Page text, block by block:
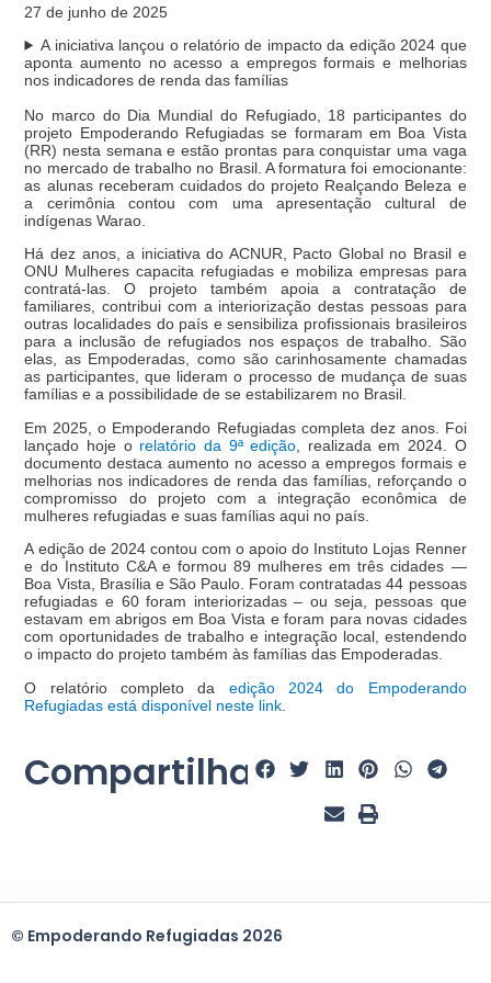
27 de junho de 2025
A iniciativa lançou o relatório de impacto da edição 2024 que
aponta aumento no acesso a empregos formais e melhorias
nos indicadores de renda das famílias
No marco do Dia Mundial do Refugiado, 18 participantes do
projeto Empoderando Refugiadas se formaram em Boa Vista
(RR) nesta semana e estão prontas para conquistar uma vaga
no mercado de trabalho no Brasil. A formatura foi emocionante:
as alunas receberam cuidados do projeto Realçando Beleza e
a cerimônia contou com uma apresentação cultural de
indígenas Warao.
Há dez anos, a iniciativa do ACNUR, Pacto Global no Brasil e
ONU Mulheres capacita refugiadas e mobiliza empresas para
contratá-las. O projeto também apoia a contratação de
familiares, contribui com a interiorização destas pessoas para
outras localidades do país e sensibiliza profissionais brasileiros
para a inclusão de refugiados nos espaços de trabalho. São
elas, as Empoderadas, como são carinhosamente chamadas
as participantes, que lideram o processo de mudança de suas
famílias e a possibilidade de se estabilizarem no Brasil.
Em 2025, o Empoderando Refugiadas completa dez anos. Foi
lançado hoje o relatório da 9ª edição , realizada em 2024. O
documento destaca aumento no acesso a empregos formais e
melhorias nos indicadores de renda das famílias, reforçando o
compromisso do projeto com a integração econômica de
mulheres refugiadas e suas famílias aqui no país.
A edição de 2024 contou com o apoio do Instituto Lojas Renner
e do Instituto C&A e formou 89 mulheres em três cidades —
Boa Vista, Brasília e São Paulo. Foram contratadas 44 pessoas
refugiadas e 60 foram interiorizadas – ou seja, pessoas que
estavam em abrigos em Boa Vista e foram para novas cidades
com oportunidades de trabalho e integração local, estendendo
o impacto do projeto também às famílias das Empoderadas.
O relatório completo da edição 2024 do Empoderando
Refugiadas está disponível neste link
Compartilhar:
© Empoderando Refugiadas 2026